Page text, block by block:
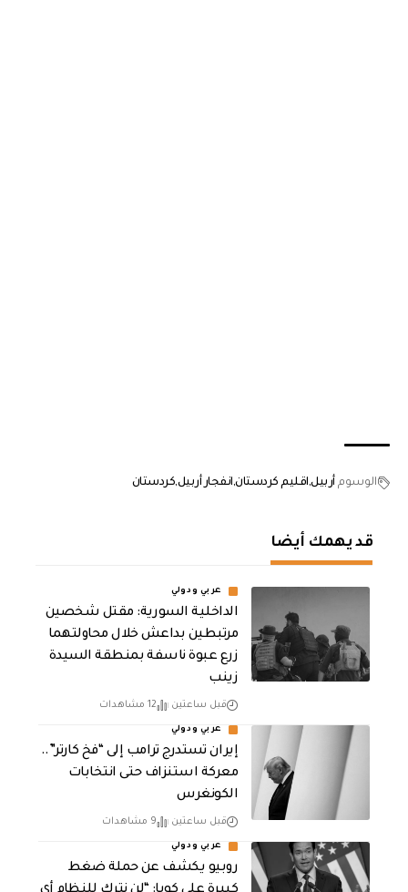
الوسوم أربيل اقليم كردستان انفجار أربيلكردستان
قد يهمك أيضا
عربي ودولي
الداخلية السورية: مقتل شخصين
مرتبطين بداعش خلال محاولتهما
زرع عبوة ناسفة بمنطقة السيدة
زينب
قبل ساعتين 12 مشاهدات
عربي ودولي
إيران تستدرج ترامب إلى “فخ كارتر”..
معركة استنزاف حتى انتخابات
الكونغرس
قبل ساعتين 9 مشاهدات
عربي ودولي
روبيو يكشف عن حملة ضغط